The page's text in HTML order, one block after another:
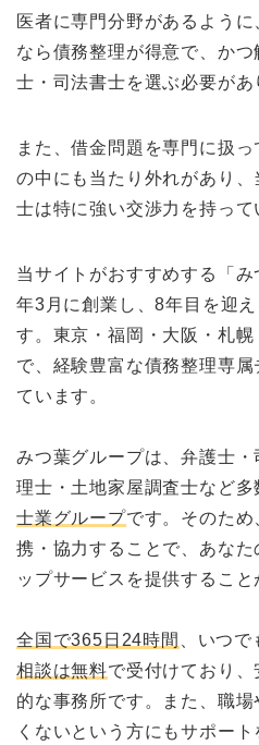
医者に専門分野があるよう
なら債務整理が得意で、か
士・司法書士を選ぶ必要があ
また、借金問題を専門に扱
の中にも当たり外れがあり
士は特に強い交渉力を持って
当サイトがおすすめする「
年3月に創業し、8年目を迎
す。東京・福岡・大阪・札
で、経験豊富な債務整理専
ています。
みつ葉グループは、弁護士
理士・土地家屋調査士など
士業グループです。そのため
携・協力することで、あなた
ップサービスを提供すること
全国で365日24時間
、いつ
相談は無料で受付けており
的な事務所です。また、職
くないという方にもサポート